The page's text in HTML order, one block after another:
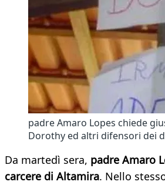
padre Amaro Lopes chiede
Dorothy ed altri difensori dei
Da martedì sera, padre Amaro
carcere di Altamira. Nello